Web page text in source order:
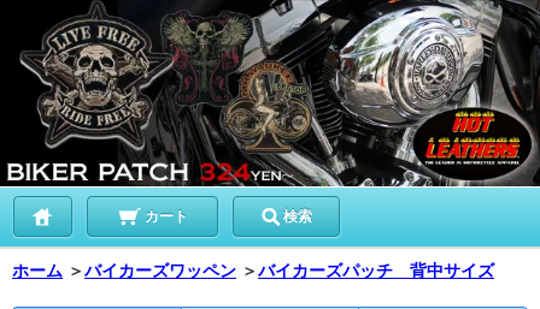
カート 検索
ホーム ＞バイカーズワッペン ＞バイカーズパッチ 背中サイズ